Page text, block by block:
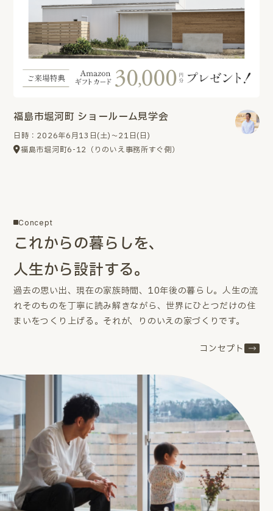
福島市堀河町 ショールーム見学会
日時：2026年6月13日(土)～21日(日)
福島市堀河町6-12（りのいえ事務所すぐ側）
Concept
これからの暮らしを、
人生から設計する。
過去の思い出、現在の家族時間、10年後の暮らし。人生の流
れそのものを丁寧に読み解きながら、世界にひとつだけの住
まいをつくり上げる。 それが、りのいえの家づくりです。
コンセプト